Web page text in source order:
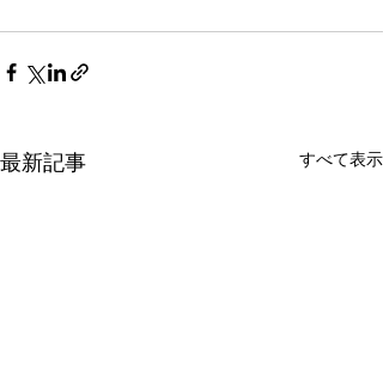
最新記事 すべて表示